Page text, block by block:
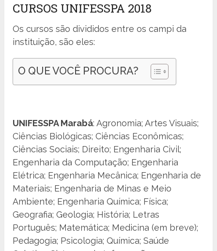
CURSOS UNIFESSPA 2018
Os cursos são divididos entre os campi da
instituição, são eles:
O QUE VOCÊ PROCURA?
UNIFESSPA Marabá: Agronomia; Artes Visuais;
Ciências Biológicas; Ciências Econômicas;
Ciências Sociais; Direito; Engenharia Civil;
Engenharia da Computação; Engenharia
Elétrica; Engenharia Mecânica; Engenharia de
Materiais; Engenharia de Minas e Meio
Ambiente; Engenharia Química; Física;
Geografia; Geologia; História; Letras
Português; Matemática; Medicina (em breve);
Pedagogia; Psicologia; Química; Saúde